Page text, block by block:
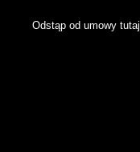
Odstąp od umowy tutaj